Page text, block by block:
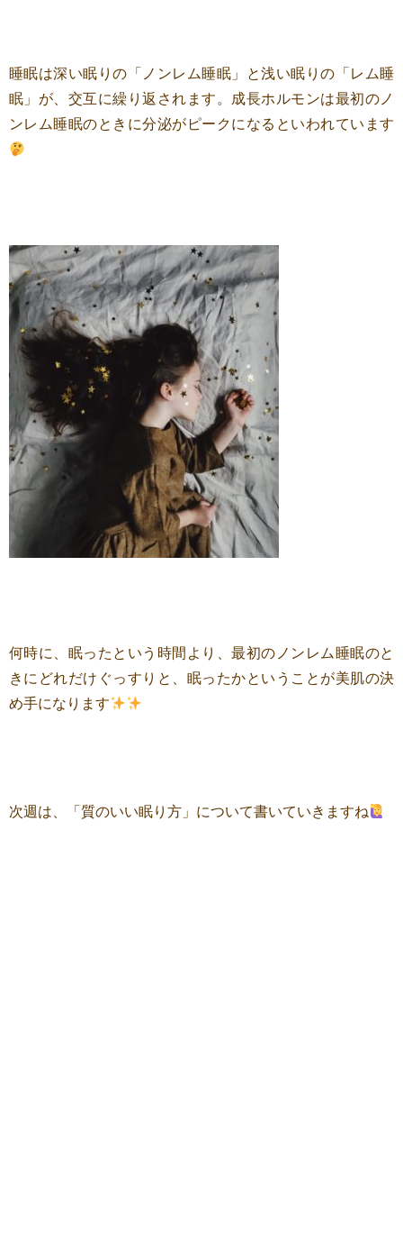
睡眠は深い眠りの「ノンレム睡眠」と浅い眠りの「レム睡
眠」が、交互に繰り返されます。成長ホルモンは最初のノ
ンレム睡眠のときに分泌がピークになるといわれています
何時に、眠ったという時間より、最初のノンレム睡眠のと
きにどれだけぐっすりと、眠ったかということが美肌の決
め手になります
次週は、「質のいい眠り方」について書いていきますね